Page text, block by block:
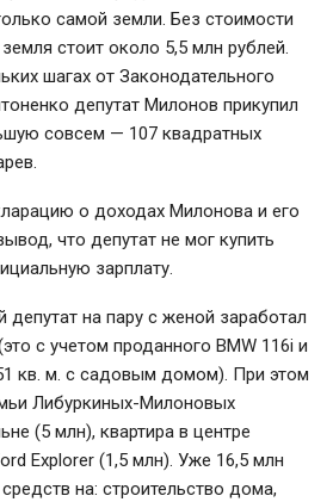
самой земли. Без стоимости
стоит около 5,5 млн рублей.
шагах от Законодательного
депутат Милонов прикупил
совсем — 107 квадратных
о доходах Милонова и его
что депутат не мог купить
зарплату.
депутат на пару с женой заработал
с учетом проданного BMW 116i и
кв. м. с садовым домом). При этом
Либуркиных-Милоновых
(5 млн), квартира в центре
Explorer (1,5 млн). Уже 16,5 млн
на: строительство дома,